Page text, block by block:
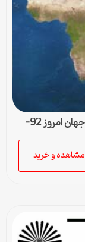
کتاب اطلس جامع گیتاشناسی راهنمای کامل جهان امروز 92-
مشاهده و خرید